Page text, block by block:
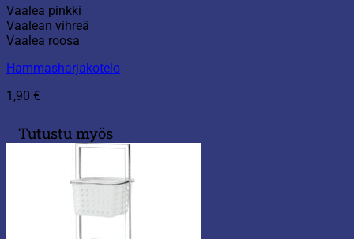
Vaalea pinkki
Vaalean vihreä
Vaalea roosa
Hammasharjakotelo
1,90 €
Tutustu myös